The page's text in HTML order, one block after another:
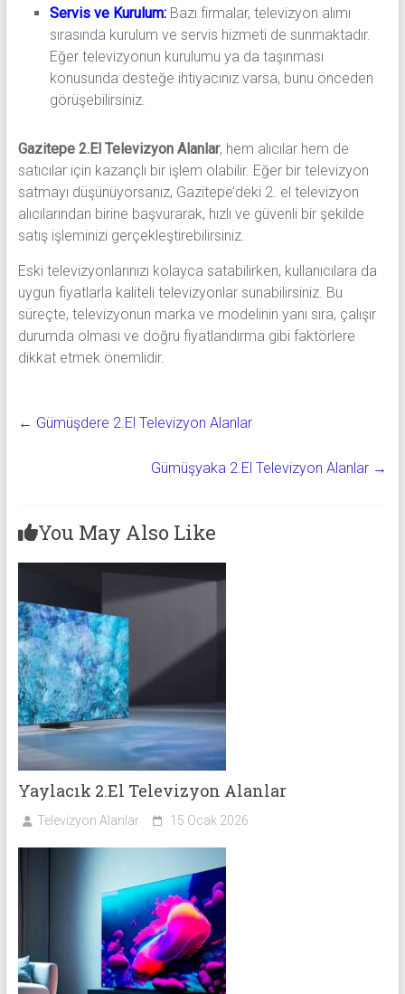
Servis ve Kurulum:Bazı firmalar, televizyon alımı
sırasında kurulum ve servis hizmeti de sunmaktadır.
Eğer televizyonun kurulumu ya da taşınması
konusunda desteğe ihtiyacınız varsa, bunu önceden
görüşebilirsiniz.
Gazitepe 2.El Televizyon Alanlar, hem alıcılar hem de
satıcılar için kazançlı bir işlem olabilir. Eğer bir televizyon
satmayı düşünüyorsanız, Gazitepe’deki 2. el televizyon
alıcılarından birine başvurarak, hızlı ve güvenli bir şekilde
satış işleminizi gerçekleştirebilirsiniz.
Eski televizyonlarınızı kolayca satabilirken, kullanıcılara da
uygun fiyatlarla kaliteli televizyonlar sunabilirsiniz. Bu
süreçte, televizyonun marka ve modelinin yanı sıra, çalışır
durumda olması ve doğru fiyatlandırma gibi faktörlere
dikkat etmek önemlidir.
← Gümüşdere 2.El Televizyon Alanlar
Gümüşyaka 2.El Televizyon Alanlar →
You May Also Like
Yaylacık 2.El Televizyon Alanlar
Televizyon Alanlar 15 Ocak 2026